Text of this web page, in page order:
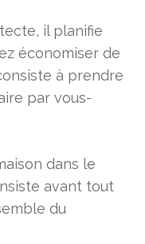
il planifie
économiser de
à prendre
par vous-
dans le
avant tout
du